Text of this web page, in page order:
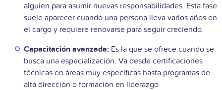
alguien para asumir nuevas responsabilidades. Esta fase
suele aparecer cuando una persona lleva varios años en
el cargo y requiere renovarse para seguir creciendo.
Capacitación avanzada: Es la que se ofrece cuando se
busca una especialización. Va desde certificaciones
técnicas en áreas muy específicas hasta programas de
alta dirección o formación en liderazgo